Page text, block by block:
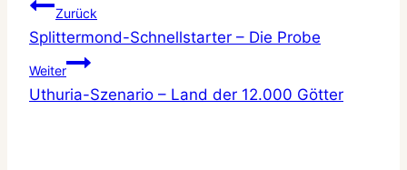
Beitragsnavigation
Zurück
Splittermond-Schnellstarter – Die Probe
Weiter
Uthuria-Szenario – Land der 12.000 Götter